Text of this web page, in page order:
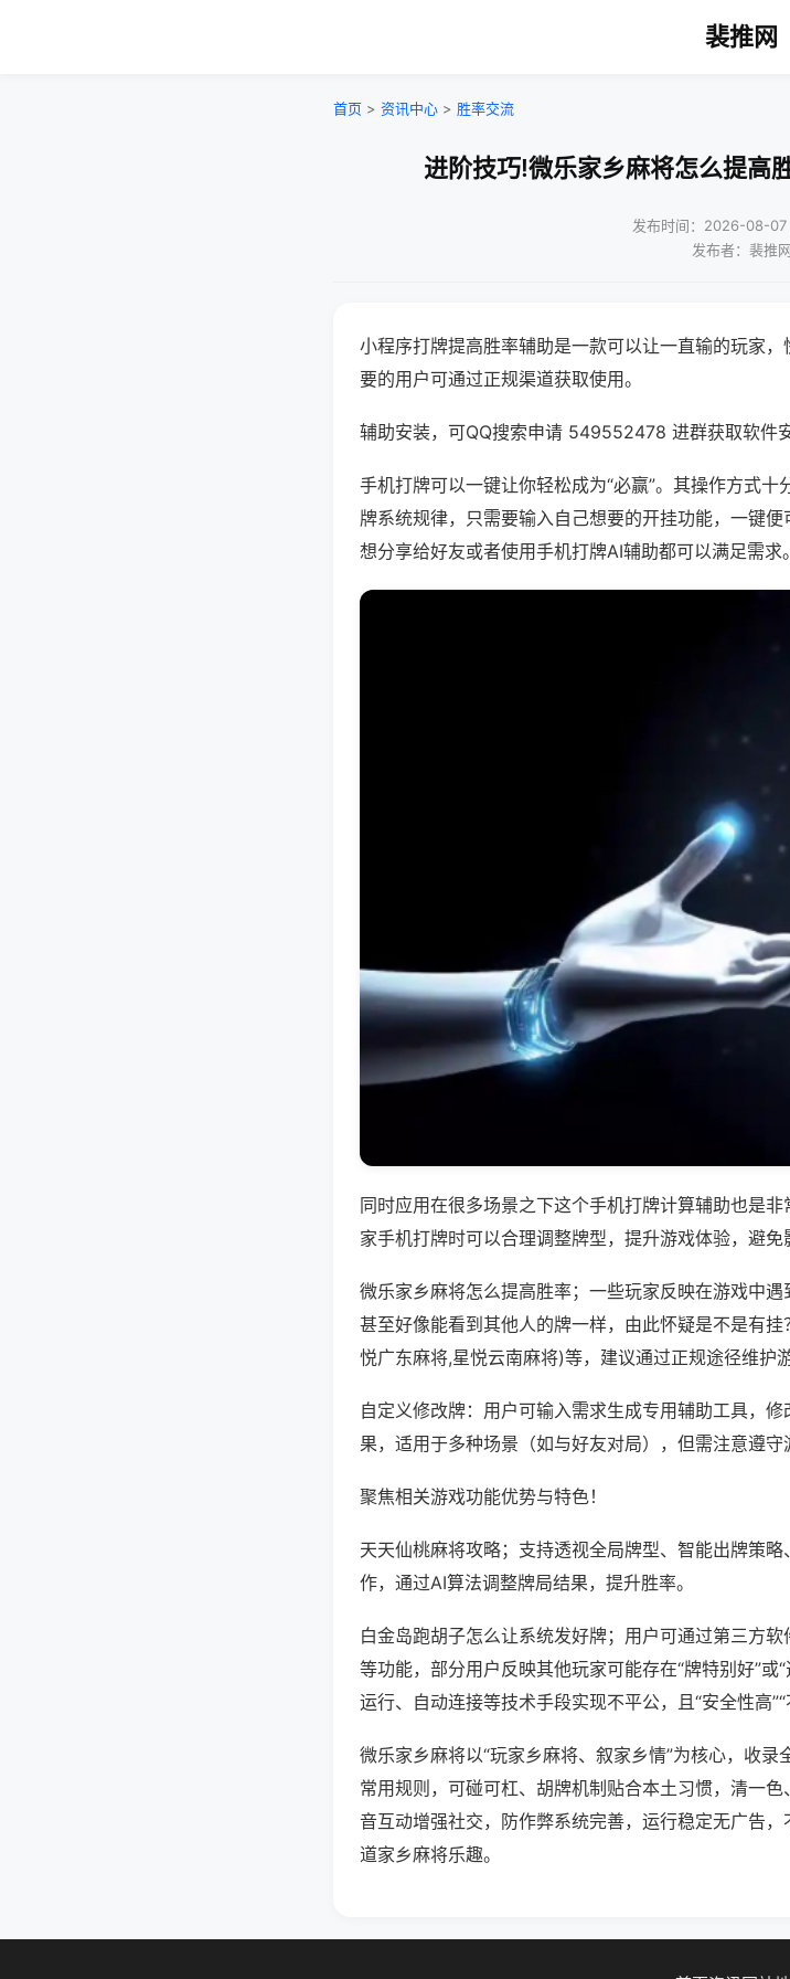
裴推网
首页 > 资讯中心 > 胜率交流
进阶技巧!微乐家乡麻将怎么提高
发布时间：2026-08-07
发布者：裴推网
小程序打牌提高胜率辅助是一款可以让一直输的玩家
要的用户可通过正规渠道获取使用。
辅助安装，可QQ搜索申请 549552478 进群获取软件
手机打牌可以一键让你轻松成为“必赢”。其操作方式
牌系统规律，只需要输入自己想要的开挂功能，一键
想分享给好友或者使用手机打牌AI辅助都可以满足需求。
同时应用在很多场景之下这个手机打牌计算辅助也是
家手机打牌时可以合理调整牌型，提升游戏体验，避免
微乐家乡麻将怎么提高胜率；一些玩家反映在游戏中遇
甚至好像能看到其他人的牌一样，由此怀疑是不是有
悦广东麻将,星悦云南麻将)等，建议通过正规途径维护游
自定义修改牌：用户可输入需求生成专用辅助工具，
果，适用于多种场景（如与好友对局），但需注意遵守
聚焦相关游戏功能优势与特色！
天天仙桃麻将攻略；支持透视全局牌型、智能出牌策
作，通过AI算法调整牌局结果，提升胜率。
白金岛跑胡子怎么让系统发好牌；用户可通过第三方软
等功能，部分用户反映其他玩家可能存在“牌特别好”或
运行、自动连接等技术手段实现不平公，且“安全性高”“
微乐家乡麻将以“玩家乡麻将、叙家乡情”为核心，收
常用规则，可碰可杠、胡牌机制贴合本土习惯，清一
音互动增强社交，防作弊系统完善，运行稳定无广告
道家乡麻将乐趣。